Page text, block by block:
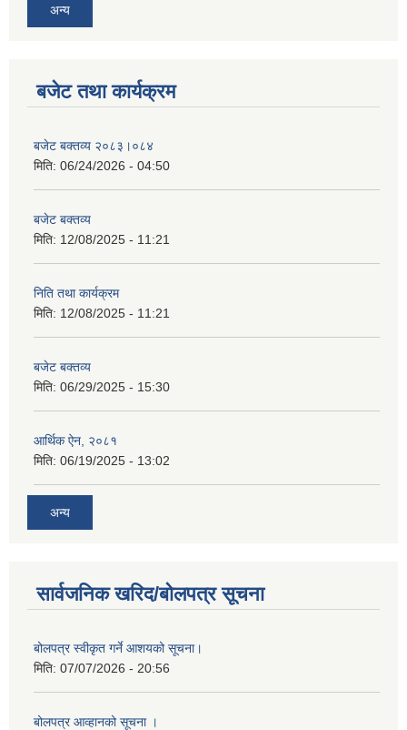
अन्य
बजेट तथा कार्यक्रम
बजेट बक्तव्य २०८३।०८४
मिति: 06/24/2026 - 04:50
बजेट बक्तव्य
मिति: 12/08/2025 - 11:21
निति तथा कार्यक्रम
मिति: 12/08/2025 - 11:21
बजेट बक्तव्य
मिति: 06/29/2025 - 15:30
आर्थिक ऐन, २०८१
मिति: 06/19/2025 - 13:02
अन्य
सार्वजनिक खरिद/बोलपत्र सूचना
बोलपत्र स्वीकृत गर्ने आशयको सूचना।
मिति: 07/07/2026 - 20:56
बोलपत्र आव्हानको सूचना ।